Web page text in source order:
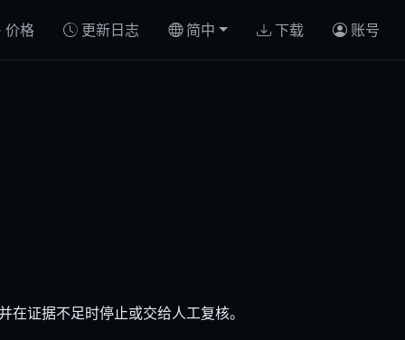
价格 更新日志 简中 下载 账号
证据不足时停止或交给人工复核。